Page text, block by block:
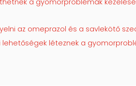
a gyomorproblémák
az omeprazol és a savlekötő
léteznek a